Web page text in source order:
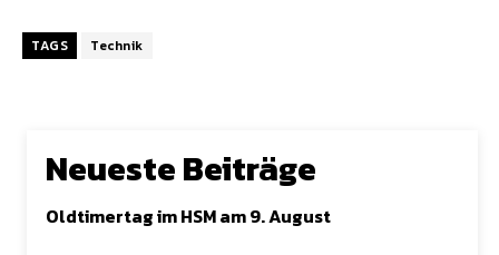
TAGS Technik
Neueste Beiträge
Oldtimertag im HSM am 9. August